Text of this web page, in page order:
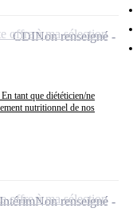
tant que diététicien/ne
nutritionnel de nos
CDINon renseigné
offre à ma sélection
IntérimNon renseigné
offre à ma sélection